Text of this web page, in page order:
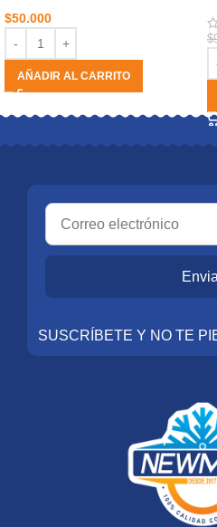
$50.000
AÑADIR AL CARRITO
$
SUSCRÍBETE Y NO TE